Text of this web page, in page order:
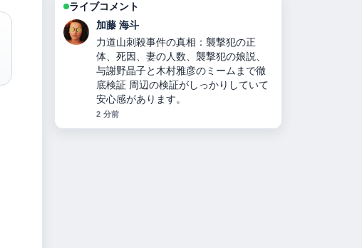
ライブコメント
高橋 蓮
二千翔（服部二千翔）の実父や年収、
現在の職業は？ の整理がとても分かり
やすいです。今日の中でも特に読みや
すいです。
4 分前